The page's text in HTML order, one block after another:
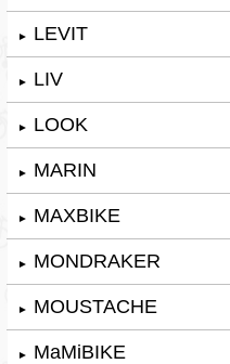
► LEVIT
► LIV
► LOOK
► MARIN
► MAXBIKE
► MONDRAKER
► MOUSTACHE
► MaMiBIKE